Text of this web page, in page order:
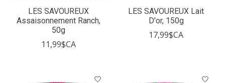
LES SAVOUREUX
Assaisonnement Ranch,
50g
11,99$CA
LES SAVOUREUX Lait
D'or, 150g
17,99$CA